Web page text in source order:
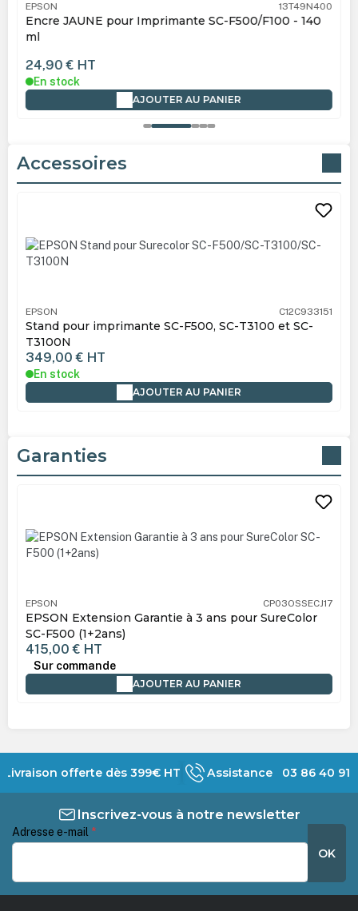
EPSON 13T49N400
Encre JAUNE pour Imprimante SC-F500/F100 - 140
ml
24,90 € HT
En stock
AJOUTER AU PANIER
Accessoires
EPSON C12C933151
Stand pour imprimante SC-F500, SC-T3100 et SC-
T3100N
349,00 € HT
En stock
AJOUTER AU PANIER
Garanties
EPSON CP03OSSECJ17
EPSON Extension Garantie à 3 ans pour SureColor
SC-F500 (1+2ans)
415,00 € HT
Sur commande
AJOUTER AU PANIER
Livraison offerte dès 399€ HT Assistance 03 86 40 91
Inscrivez-vous à notre newsletter
Adresse e-mail *
OK